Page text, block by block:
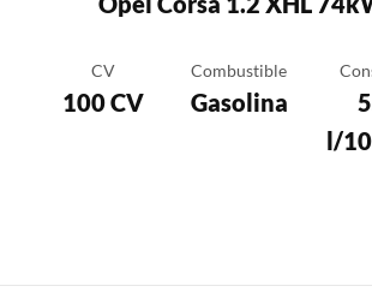
CV
100 CV
Combustible
Gasolina
l/